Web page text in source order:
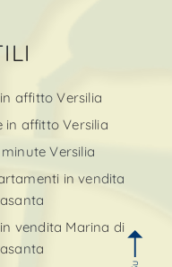
affitto Versilia
in affitto Versilia
Versilia
in vendita
vendita Marina di